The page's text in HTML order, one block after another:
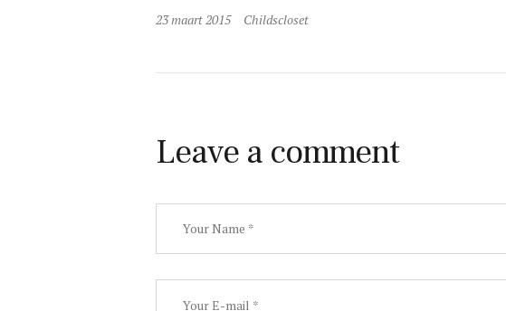
23 maart 2015 Childscloset
Leave a comment